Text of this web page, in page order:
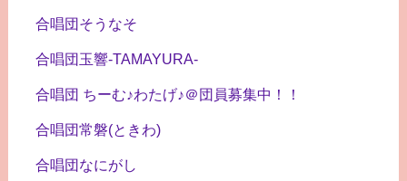
合唱団そうなそ
合唱団玉響-TAMAYURA-
合唱団 ちーむ♪わたげ♪＠団員募集中！！
合唱団常磐(ときわ)
合唱団なにがし